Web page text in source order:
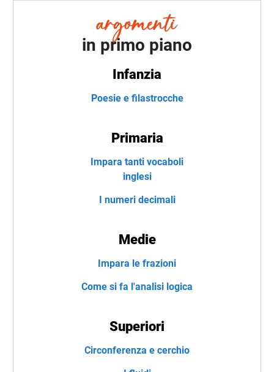
in primo piano
Infanzia
Poesie e filastrocche
Primaria
Impara tanti vocaboli
inglesi
I numeri decimali
Medie
Impara le frazioni
Come si fa l'analisi logica
Superiori
Circonferenza e cerchio